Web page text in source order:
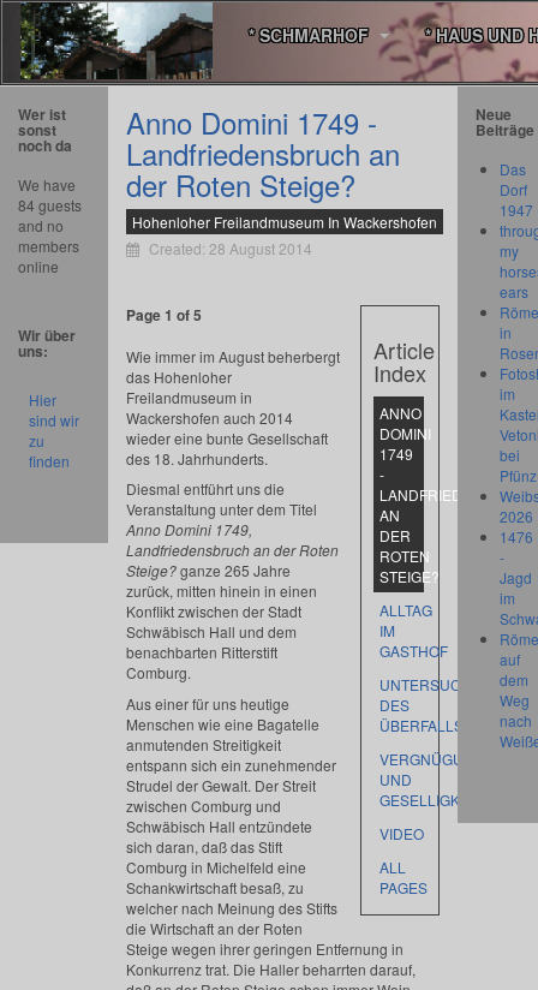
* SCHMARHOF * HAUS UND
Anno Domini 1749 -
Landfriedensbruch an
der Roten Steige?
Hohenloher Freilandmuseum In Wackershofen
Created: 28 August 2014
Article
Index
ANNO
DOMINI
1749
-
AN
DER
ROTEN
STEIGE?
ALLTAG
IM
GASTHOF
UNTERSUCHUNG
DES
ÜBERFALLS
VERGNÜGUNGEN
UND
GESELLIGKEIT
VIDEO
ALL
PAGES
Page 1 of 5
Wie immer im August beherbergt
das Hohenloher
Freilandmuseum in
Wackershofen auch 2014
wieder eine bunte Gesellschaft
des 18. Jahrhunderts.
Diesmal entführt uns die
Veranstaltung unter dem Titel
Anno Domini 1749,
Landfriedensbruch an der Roten
Steige?ganze 265 Jahre
zurück, mitten hinein in einen
Konflikt zwischen der Stadt
Schwäbisch Hall und dem
benachbarten Ritterstift
Comburg.
Aus einer für uns heutige
Menschen wie eine Bagatelle
anmutenden Streitigkeit
entspann sich ein zunehmender
Strudel der Gewalt. Der Streit
zwischen Comburg und
Schwäbisch Hall entzündete
sich daran, daß das Stift
Comburg in Michelfeld eine
Schankwirtschaft besaß, zu
welcher nach Meinung des Stifts
die Wirtschaft an der Roten
Steige wegen ihrer geringen Entfernung in
Konkurrenz trat. Die Haller beharrten darauf,
Wer ist
sonst
noch da
We have
84 guests
and no
members
online
Wir über
uns:
Hier
sind wir
zu
finden
Neue
Beiträge
Das
Dorf
1947
my
ears
in
im
bei
Pfünz
2026
1476
-
Jagd
im
auf
dem
Weg
nach